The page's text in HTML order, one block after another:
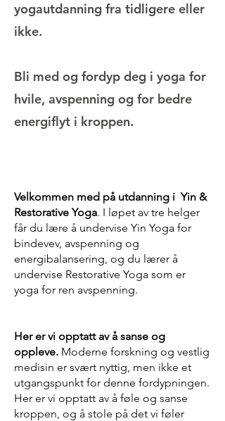
yogautdanning fra tidligere eller
ikke.
Bli med og fordyp deg i yoga for
hvile, avspenning og for bedre
energiflyt i kroppen.
Velkommen med på utdanning i Yin &
Restorative Yoga. I løpet av tre helger
får du lære å undervise Yin Yoga for
bindevev, avspenning og
energibalansering, og du lærer å
undervise Restorative Yoga som er
yoga for ren avspenning.
Her er vi opptatt av å sanse og
oppleve. Moderne forskning og vestlig
medisin er svært nyttig, men ikke et
utgangspunkt for denne fordypningen.
Her er vi opptatt av å føle og sanse
kroppen, og å stole på det vi føler